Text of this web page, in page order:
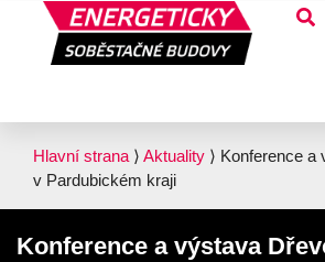
Hlavní strana ⟩ Aktuality ⟩ Konference a
v Pardubickém kraji
Konference a výstava